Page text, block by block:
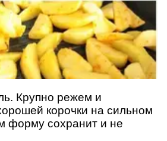
Крупно режем и
корочки на сильном
форму сохранит и не